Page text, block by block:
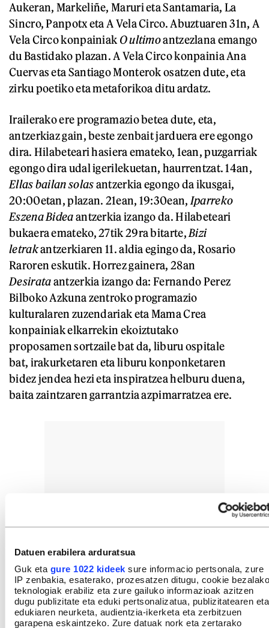
Datuen erabilera arduratsua
Guk eta gure 1022 kideek sure informacio pertsonala, zure
IP zenbakia, esaterako, prozesatzen ditugu, cookie bezalako
teknologiak erabiliz eta zure gailuko informazioak azitzen
dugu publizitate eta eduki pertsonalizatua, publizitatearen eta
edukiaren neurketa, audientzia-ikerketa eta zerbitzuen
garapena eskaintzeko. Zure datuak nork eta zertarako
Aukeran, Markeliñe, Maruri eta Santamaria, La
Sincro, Panpotx eta A Vela Circo. Abuztuaren 31n, A
Vela Circo konpainiak O ultimoantzezlana emango
du Bastidako plazan. A Vela Circo konpainia Ana
Cuervas eta Santiago Monterok osatzen dute, eta
zirku poetiko eta metaforikoa ditu ardatz.
Irailerako ere programazio betea dute, eta,
antzerkiaz gain, beste zenbait jarduera ere egongo
dira. Hilabeteari hasiera emateko, 1ean, puzgarriak
egongo dira udal igerilekuetan, haurrentzat. 14an,
Ellas bailan solasantzerkia egongo da ikusgai,
20:00etan, plazan. 21ean, 19:30ean, Iparreko
Eszena Bideaantzerkia izango da. Hilabeteari
bukaera emateko, 27tik 29ra bitarte, Bizi
letrakantzerkiaren 11. aldia egingo da, Rosario
Raroren eskutik. Horrez gainera, 28an
Desirataantzerkia izango da: Fernando Perez
Bilboko Azkuna zentroko programazio
kulturalaren zuzendariak eta Mama Crea
konpainiak elkarrekin ekoiztutako
proposamen sortzaile bat da, liburu ospitale
bat, irakurketaren eta liburu konponketaren
bidez jendea hezi eta inspiratzea helburu duena,
baita zaintzaren garrantzia azpimarratzea ere.